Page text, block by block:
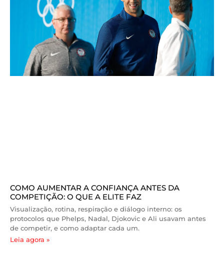
COMO AUMENTAR A CONFIANÇA ANTES DA
COMPETIÇÃO: O QUE A ELITE FAZ
Visualização, rotina, respiração e diálogo interno: os
protocolos que Phelps, Nadal, Djokovic e Ali usavam antes
de competir, e como adaptar cada um.
Leia agora »